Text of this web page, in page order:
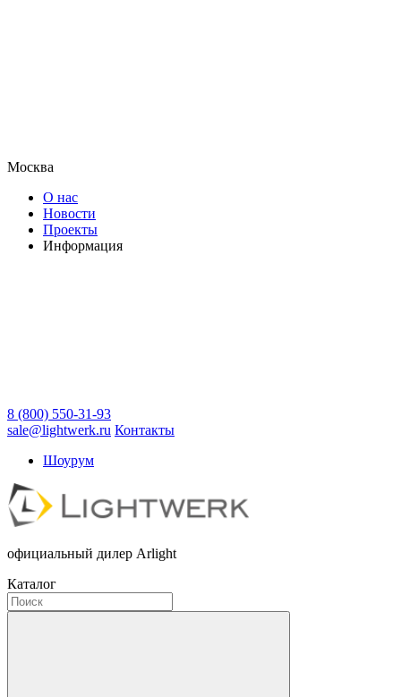
Москва
О нас
Новости
Проекты
Информация
8 (800) 550-31-93
sale@lightwerk.ru Контакты
Шоурум
официальный дилер Arlight
Каталог